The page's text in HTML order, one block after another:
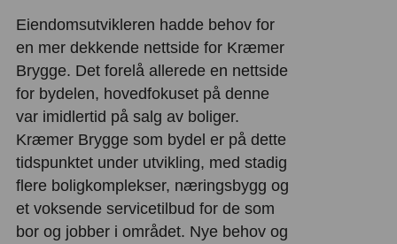
Eiendomsutvikleren hadde behov for
en mer dekkende nettside for Kræmer
Brygge. Det forelå allerede en nettside
for bydelen, hovedfokuset på denne
var imidlertid på salg av boliger.
Kræmer Brygge som bydel er på dette
tidspunktet under utvikling, med stadig
flere boligkomplekser, næringsbygg og
et voksende servicetilbud for de som
bor og jobber i området. Nye behov og